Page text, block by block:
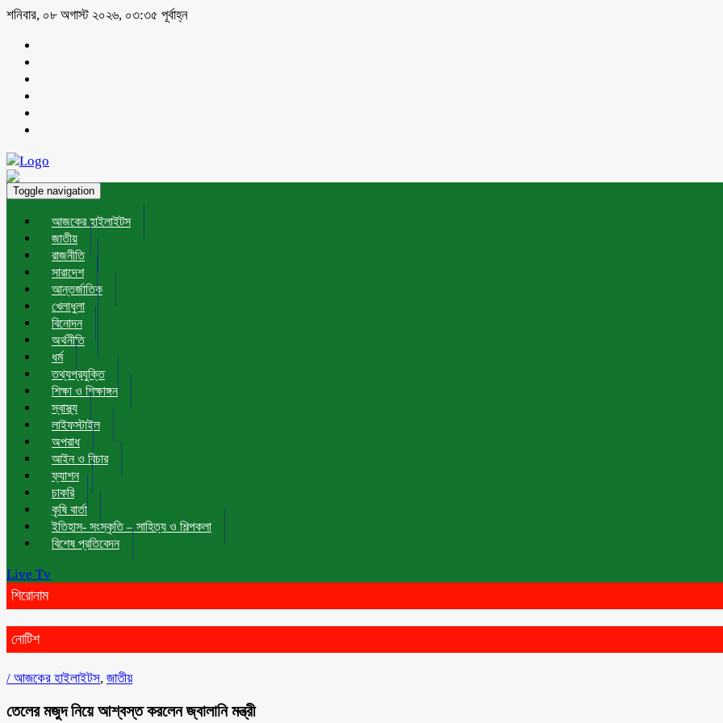
শনিবার, ০৮ অগাস্ট ২০২৬, ০৩:৩৫ পূর্বাহ্ন
Toggle navigation
আজকের হাইলাইটস
জাতীয়
রাজনীতি
সারাদেশ
আন্তর্জাতিক
খেলাধুলা
বিনোদন
অর্থনীতি
ধর্ম
তথ্যপ্রযুক্তি
শিক্ষা ও শিক্ষাঙ্গন
স্বাস্থ্য
লাইফস্টাইল
অপরাধ
আইন ও বিচার
ফ্যাশন
চাকরি
কৃষি বার্তা
ইতিহাস- সংস্কৃতি – সাহিত্য ও শিল্পকলা
বিশেষ প্রতিবেদন
Live Tv
শিরোনাম
নোটিশ
/ আজকের হাইলাইটস, জাতীয়
তেলের মজুদ নিয়ে আশ্বস্ত করলেন জ্বালানি মন্ত্রী